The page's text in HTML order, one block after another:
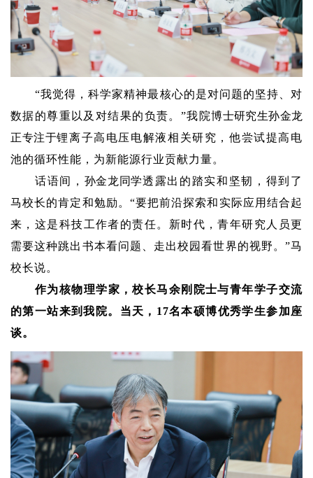
“我觉得，科学家精神最核心的是对问题的坚持、对
数据的尊重以及对结果的负责。”我院博士研究生孙金龙
正专注于锂离子高电压电解液相关研究，他尝试提高电
池的循环性能，为新能源行业贡献力量。
话语间， 孙金龙同学透露出的踏实和坚韧，得到了
马校长的肯定和勉励。“要把前沿探索和实际应用结合起
来，这是科技工作者的责任。新时代，青年研究人员更
需要这种跳出书本看问题、走出校园看世界的视野。”马
校长说。
作为核物理学家，校长马余刚院士与青年学子交流
的第一站来到我院。当天，17名本硕博优秀学生参加座
谈。